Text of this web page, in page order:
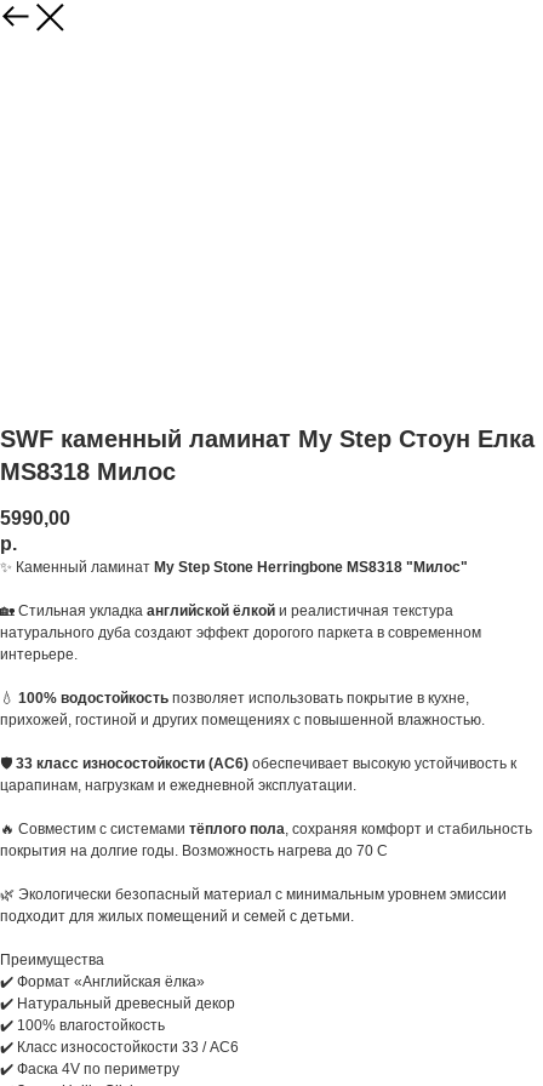
SWF каменный ламинат My Step Стоун Елка
MS8318 Милос
5990,00
р.
✨ Каменный ламинат My Step Stone Herringbone MS8318 "Милос"
🏡 Стильная укладка английской ёлкой и реалистичная текстура
натурального дуба создают эффект дорогого паркета в современном
интерьере.
💧 100% водостойкость позволяет использовать покрытие в кухне,
прихожей, гостиной и других помещениях с повышенной влажностью.
🛡️ 33 класс износостойкости (AC6) обеспечивает высокую устойчивость к
царапинам, нагрузкам и ежедневной эксплуатации.
🔥 Совместим с системами тёплого пола , сохраняя комфорт и стабильность
покрытия на долгие годы. Возможность нагрева до 70 С
🌿 Экологически безопасный материал с минимальным уровнем эмиссии
подходит для жилых помещений и семей с детьми.
Преимущества
✔️ Формат «Английская ёлка»
✔️ Натуральный древесный декор
✔️ 100% влагостойкость
✔️ Класс износостойкости 33 / AC6
✔️ Фаска 4V по периметру